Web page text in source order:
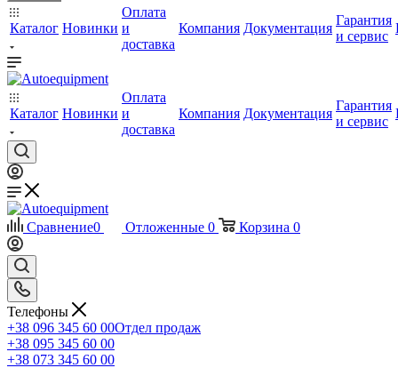
Каталог Новинки
Оплата
и
доставка
Компания Документация
Гарантия
и сервис
Каталог Новинки
Оплата
и
доставка
Компания Документация
Гарантия
и сервис
Сравнение0 Отложенные 0 Корзина 0
Телефоны
+38 096 345 60 00Отдел продаж
+38 095 345 60 00
+38 073 345 60 00